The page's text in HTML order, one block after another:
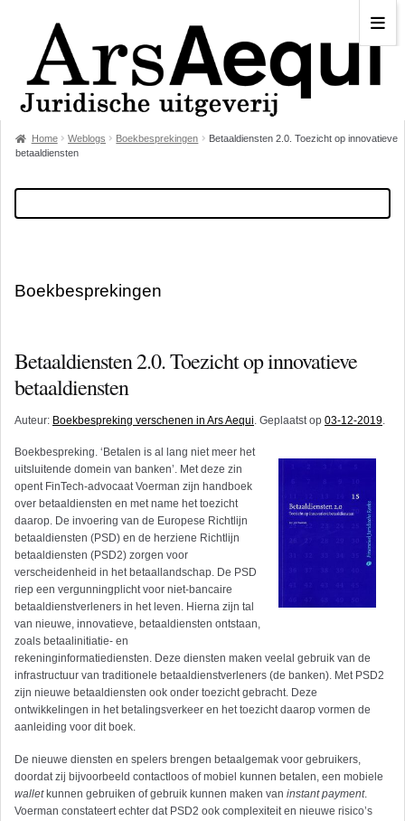
Home Weblogs Boekbesprekingen
Betaaldiensten 2.0. Toezicht op innovatieve
betaaldiensten
Boekbesprekingen
Betaaldiensten 2.0. Toezicht op innovatieve
betaaldiensten
Auteur: Boekbespreking verschenen in Ars Aequi. Geplaatst op 03-12-2019.
Boekbespreking. ‘Betalen is al lang niet meer het
uitsluitende domein van banken’. Met deze zin
opent FinTech-advocaat Voerman zijn handboek
over betaaldiensten en met name het toezicht
daarop. De invoering van de Europese Richtlijn
betaaldiensten (PSD) en de herziene Richtlijn
betaaldiensten (PSD2) zorgen voor
verscheidenheid in het betaallandschap. De PSD
riep een vergunningplicht voor niet-bancaire
betaaldienstverleners in het leven. Hierna zijn tal
van nieuwe, innovatieve, betaaldiensten ontstaan,
zoals betaalinitiatie- en
rekeninginformatiediensten. Deze diensten maken veelal gebruik van de
infrastructuur van tradi­tionele betaaldienstverleners (de banken). Met PSD2
zijn nieuwe betaaldiensten ook onder toezicht gebracht. Deze
ontwikkelingen in het betalingsverkeer en het toezicht daarop vormen de
aanleiding voor dit boek.
De nieuwe diensten en spelers brengen betaalgemak voor gebruikers,
doordat zij bijvoorbeeld contactloos of mobiel kunnen betalen, een mobiele
walletkunnen gebruiken of gebruik kunnen maken van instant payment.
Voerman constateert echter dat PSD2 ook complexiteit en nieuwe risico’s